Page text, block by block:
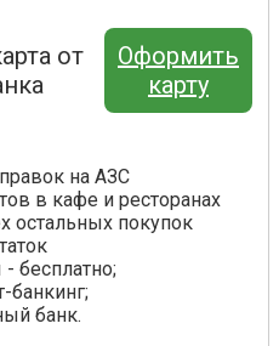
от
Оформить
карту
на АЗС
в кафе и ресторанах
остальных покупок
бесплатно;
банкинг;
банк.